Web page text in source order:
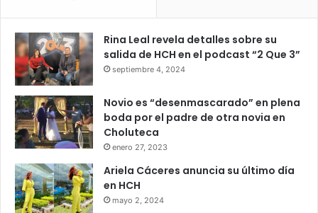
Rina Leal revela detalles sobre su
salida de HCH en el podcast “2 Que 3”
septiembre 4, 2024
Novio es “desenmascarado” en plena
boda por el padre de otra novia en
Choluteca
enero 27, 2023
Ariela Cáceres anuncia su último día
en HCH
mayo 2, 2024